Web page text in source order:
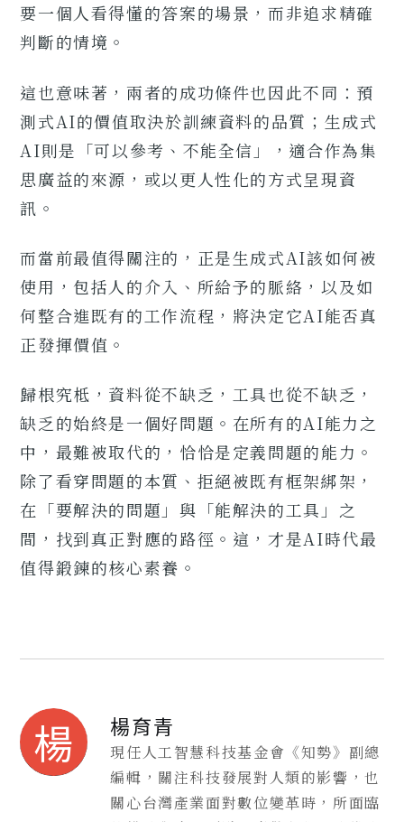
要一個人看得懂的答案的場景，而非追求精確
判斷的情境。
這也意味著，兩者的成功條件也因此不同：預
測式AI的價值取決於訓練資料的品質；生成式
AI則是「可以參考、不能全信」，適合作為集
思廣益的來源，或以更人性化的方式呈現資
訊。
而當前最值得關注的，正是生成式AI該如何被
使用，包括人的介入、所給予的脈絡，以及如
何整合進既有的工作流程，將決定它AI能否真
正發揮價值。
歸根究柢，資料從不缺乏，工具也從不缺乏，
缺乏的始終是一個好問題。在所有的AI能力之
中，最難被取代的，恰恰是定義問題的能力。
除了看穿問題的本質、拒絕被既有框架綁架，
在「要解決的問題」與「能解決的工具」之
間，找到真正對應的路徑。這，才是AI時代最
值得鍛鍊的核心素養。
楊 楊育青
現任人工智慧科技基金會《知勢》副總
編輯，關注科技發展對人類的影響，也
關心台灣產業面對數位變革時，所面臨